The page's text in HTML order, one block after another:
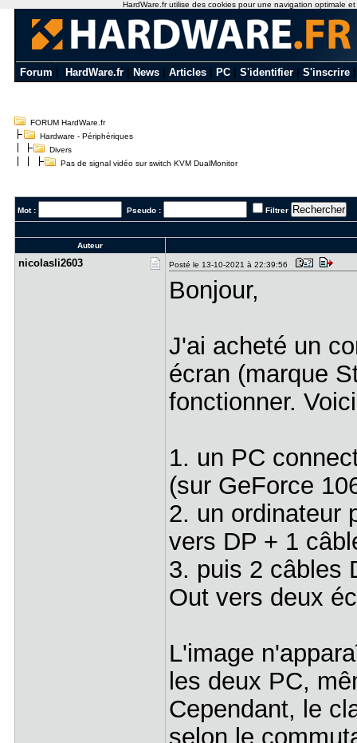
Forum HardWare.fr News Articles PC S'identifier S'inscrire
FORUM HardWare.fr
Hardware - Périphériques
Divers
Pas de signal vidéo sur switch KVM DualMonitor
Mot : Pseudo : Filtrer
Auteur
nicolasli2​603 Posté le 13-10-2021 à 22:39:56
Bonjour,
J'ai acheté un
écran (marque
fonctionner.
1. un PC
(sur GeForce
2. un ordinateur
vers DP + 1
3. puis 2 câbles
Out vers deux
L'image
les deux PC,
Cependant, le
selon le
HardWare.fr utilise des cookies pour une navigation optimale